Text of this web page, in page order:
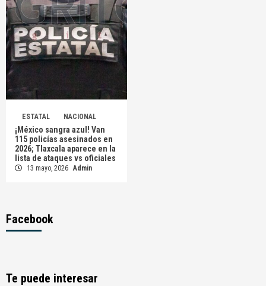
ESTATAL NACIONAL
¡México sangra azul! Van
115 policías asesinados en
2026; Tlaxcala aparece en la
lista de ataques vs oficiales
13 mayo, 2026 Admin
Facebook
Te puede interesar